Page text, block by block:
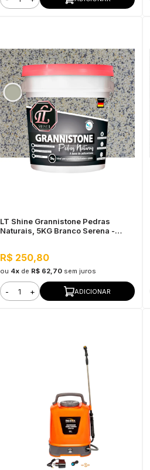
LT Shine Grannistone Pedras
Naturais, 5KG Branco Serena -
R$ 250,80
ou 4xde R$ 62,70 sem juros
- + ADICIONAR